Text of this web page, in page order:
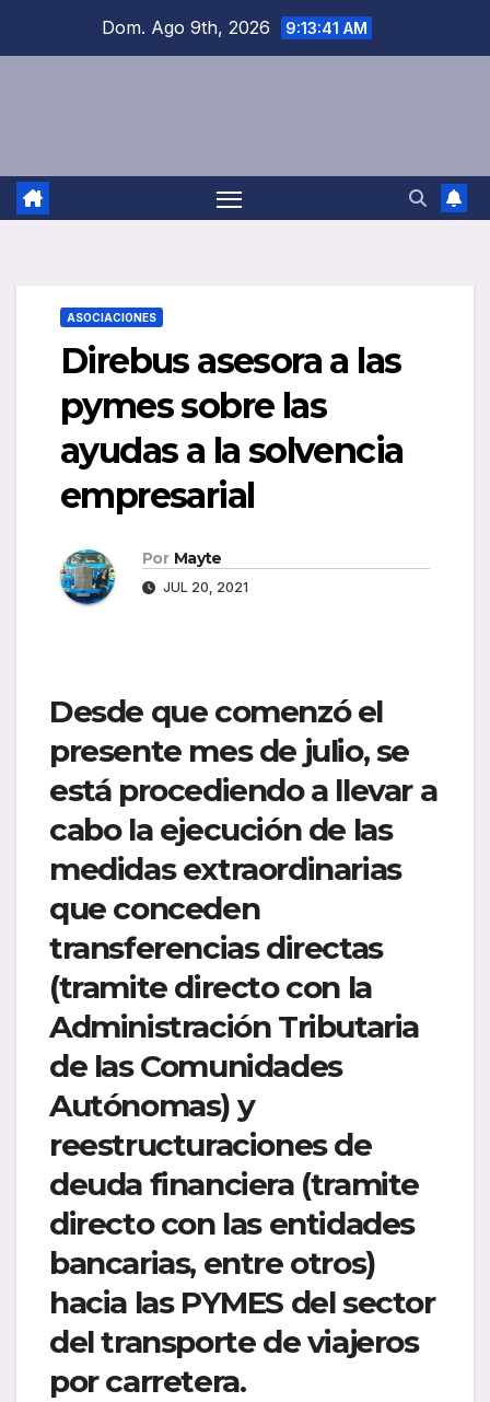
Dom. Ago 9th, 2026 9:13:42 AM
ASOCIACIONES
Direbus asesora a las
pymes sobre las
ayudas a la solvencia
empresarial
Por Mayte
JUL 20, 2021
Desde que comenzó el
presente mes de julio, se
está procediendo a llevar a
cabo la ejecución de las
medidas extraordinarias
que conceden
transferencias directas
(tramite directo con la
Administración Tributaria
de las Comunidades
Autónomas) y
reestructuraciones de
deuda financiera (tramite
directo con las entidades
bancarias, entre otros)
hacia las PYMES del sector
del transporte de viajeros
por carretera.